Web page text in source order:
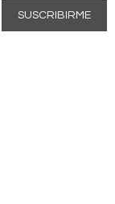
SUSCRIBIRME